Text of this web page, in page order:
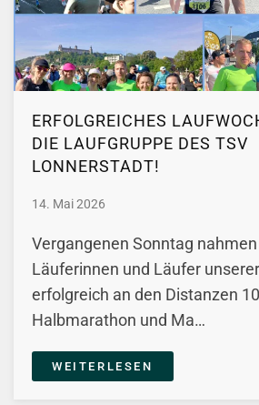
ERFOLGREICHES
DIE LAUFGRUPPE DES TSV
LONNERSTADT!
14. Mai 2026
Vergangenen Sonntag
Läuferinnen und Läufer
erfolgreich an den Distanzen
Halbmarathon und Ma…
WEITERLESEN